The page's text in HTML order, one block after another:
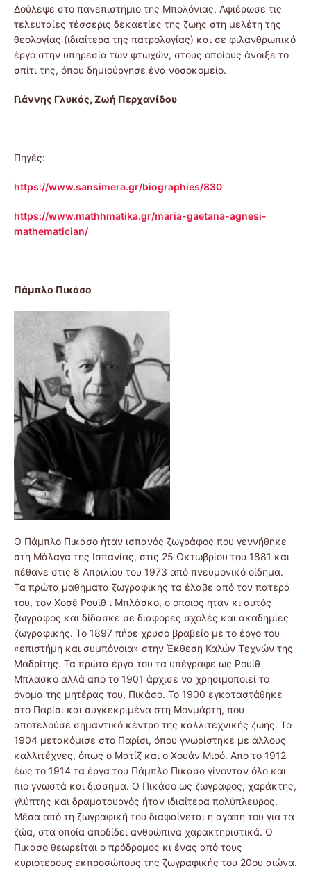
Δούλεψε στο πανεπιστήμιο της Μπολόνιας. Αφιέρωσε τις
τελευταίες τέσσερις δεκαετίες της ζωής στη μελέτη της
θεολογίας (ιδιαίτερα της πατρολογίας) και σε φιλανθρωπικό
έργο στην υπηρεσία των φτωχών, στους οποίους άνοιξε το
σπίτι της, όπου δημιούργησε ένα νοσοκομείο.
Γιάννης Γλυκός, Ζωή Περχανίδου
Πηγές:
https://www.sansimera.gr/biographies/830
https://www.mathhmatika.gr/maria-gaetana-agnesi-
mathematician/
Πάμπλο Πικάσο
Ο Πάμπλο Πικάσο ήταν ισπανός ζωγράφος που γεννήθηκε
στη Μάλαγα της Ισπανίας, στις 25 Οκτωβρίου του 1881 και
πέθανε στις 8 Απριλίου του 1973 από πνευμονικό οίδημα.
Τα πρώτα μαθήματα ζωγραφικής τα έλαβε από τον πατερά
του, τον Χοσέ Ρουίθ ι Μπλάσκο, ο όποιος ήταν κι αυτός
ζωγράφος και δίδασκε σε διάφορες σχολές και ακαδημίες
ζωγραφικής. Το 1897 πήρε χρυσό βραβείο με το έργο του
«επιστήμη και συμπόνοια» στην Έκθεση Καλών Τεχνών της
Μαδρίτης. Τα πρώτα έργα του τα υπέγραφε ως Ρουίθ
Μπλάσκο αλλά από το 1901 άρχισε να χρησιμοποιεί το
όνομα της μητέρας του, Πικάσο. Το 1900 εγκαταστάθηκε
στο Παρίσι και συγκεκριμένα στη Μονμάρτη, που
αποτελούσε σημαντικό κέντρο της καλλιτεχνικής ζωής. Το
1904 μετακόμισε στο Παρίσι, όπου γνωρίστηκε με άλλους
καλλιτέχνες, όπως ο Ματίζ και ο Χουάν Μιρό. Από το 1912
έως το 1914 τα έργα του Πάμπλο Πικάσο γίνονταν όλο και
πιο γνωστά και διάσημα. Ο Πικάσο ως ζωγράφος, χαράκτης,
γλύπτης και δραματουργός ήταν ιδιαίτερα πολύπλευρος.
Μέσα από τη ζωγραφική του διαφαίνεται η αγάπη του για τα
ζώα, στα οποία αποδίδει ανθρώπινα χαρακτηριστικά. Ο
Πικάσο θεωρείται ο πρόδρομος κι ένας από τους
κυριότερους εκπροσώπους της ζωγραφικής του 20ου αιώνα.